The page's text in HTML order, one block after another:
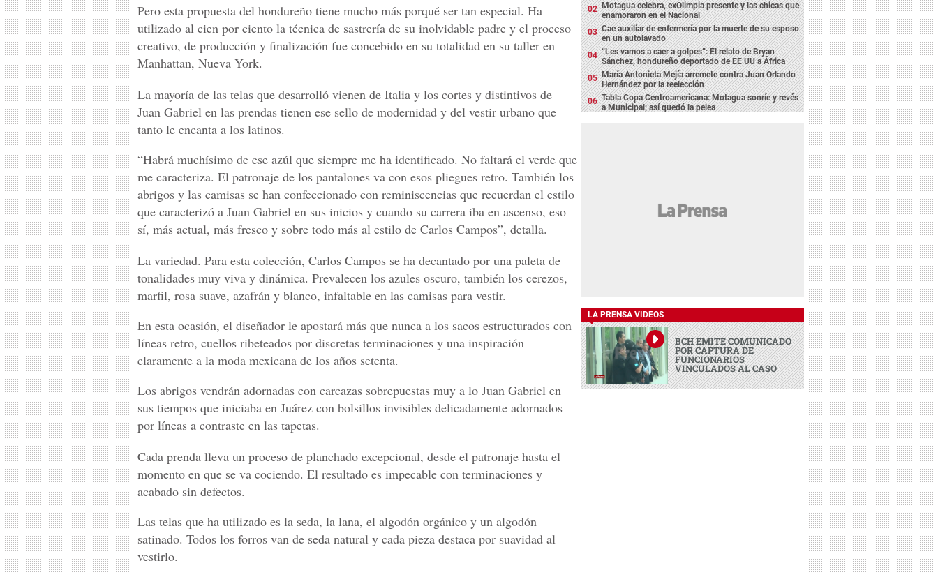
Pero esta propuesta del hondureño tiene mucho más porqué ser tan especial. Ha
utilizado al cien por ciento la técnica de sastrería de su inolvidable padre y el proceso
creativo, de producción y finalización fue concebido en su totalidad en su taller en
Manhattan, Nueva York.
La mayoría de las telas que desarrolló vienen de Italia y los cortes y distintivos de
Juan Gabriel en las prendas tienen ese sello de modernidad y del vestir urbano que
tanto le encanta a los latinos.
“Habrá muchísimo de ese azúl que siempre me ha identificado. No faltará el verde que
me caracteriza. El patronaje de los pantalones va con esos pliegues retro. También los
abrigos y las camisas se han confeccionado con reminiscencias que recuerdan el estilo
que caracterizó a Juan Gabriel en sus inicios y cuando su carrera iba en ascenso, eso
sí, más actual, más fresco y sobre todo más al estilo de Carlos Campos”, detalla.
La variedad. Para esta colección, Carlos Campos se ha decantado por una paleta de
tonalidades muy viva y dinámica. Prevalecen los azules oscuro, también los cerezos,
marfil, rosa suave, azafrán y blanco, infaltable en las camisas para vestir.
En esta ocasión, el diseñador le apostará más que nunca a los sacos estructurados con
líneas retro, cuellos ribeteados por discretas terminaciones y una inspiración
claramente a la moda mexicana de los años setenta.
Los abrigos vendrán adornadas con carcazas sobrepuestas muy a lo Juan Gabriel en
sus tiempos que iniciaba en Juárez con bolsillos invisibles delicadamente adornados
por líneas a contraste en las tapetas.
Cada prenda lleva un proceso de planchado excepcional, desde el patronaje hasta el
momento en que se va cociendo. El resultado es impecable con terminaciones y
acabado sin defectos.
Las telas que ha utilizado es la seda, la lana, el algodón orgánico y un algodón
satinado. Todos los forros van de seda natural y cada pieza destaca por suavidad al
vestirlo.
Motagua celebra, exOlimpia presente y las chicas que
enamoraron en el Nacional
Cae auxiliar de enfermería por la muerte de su esposo
en un autolavado
“Les vamos a caer a golpes”: El relato de Bryan
Sánchez, hondureño deportado de EE UU a África
María Antonieta Mejía arremete contra Juan Orlando
Hernández por la reelección
Tabla Copa Centroamericana: Motagua sonríe y revés
a Municipal; así quedó la pelea
LA PRENSA VIDEOS
BCH EMITE COMUNICADO
POR CAPTURA DE
FUNCIONARIOS
VINCULADOS AL CASO